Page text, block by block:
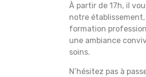
À partir de 17h, il
notre
formation
une ambiance
soins.
N’hésitez pas à